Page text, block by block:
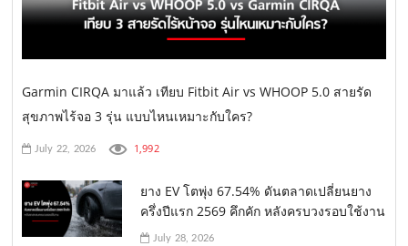
Garmin CIRQA มาแล้ว เทียบ Fitbit Air vs WHOOP 5.0 สายรัด
สุขภาพไร้จอ 3 รุ่น แบบไหนเหมาะกับใคร?
July 22, 2026 1,992
ยาง EV โตพุ่ง 67.54% ดันตลาดเปลี่ยนยาง
ครึ่งปีแรก 2569 คึกคัก หลังครบวงรอบใช้งาน
July 28, 2026